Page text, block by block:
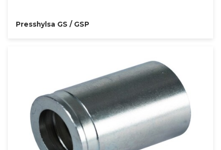
Presshylsa GS / GSP